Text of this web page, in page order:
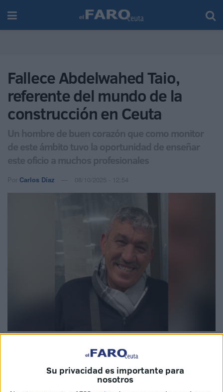
Su privacidad es importante para
nosotros
Fallece Abdelwahed Taio,
referente del mundo de la
construcción en Ceuta
Un hombre de buen corazón que como monitor
de este ámbito tuvo la oportunidad de enseñar
este oficio a muchos profesionales
Por Carlos Díaz 08/10/2025 - 12:54